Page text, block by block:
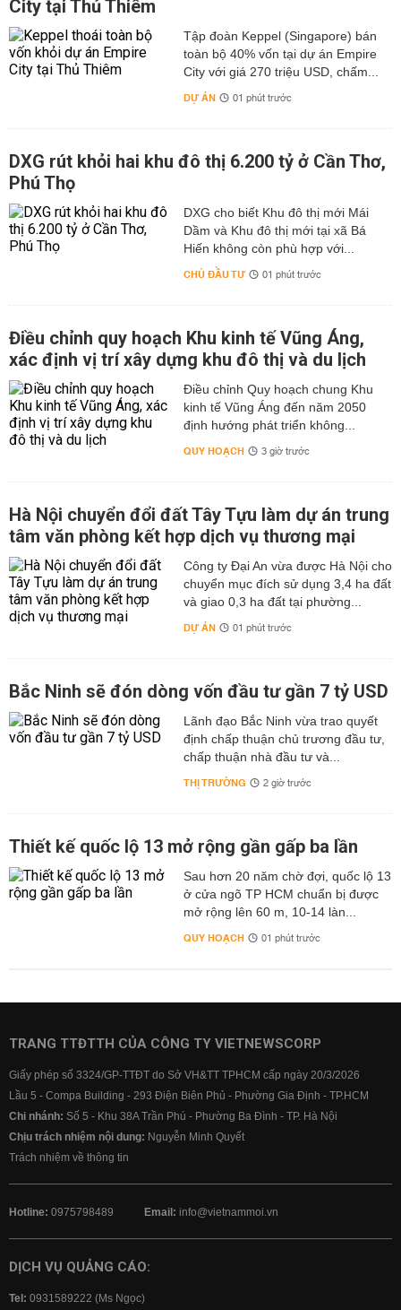
City tại Thủ Thiêm
Tập đoàn Keppel (Singapore) bán
toàn bộ 40% vốn tại dự án Empire
City với giá 270 triệu USD, chấm...
DỰ ÁN 01 phút trước
DXG rút khỏi hai khu đô thị 6.200 tỷ ở Cần Thơ,
Phú Thọ
DXG cho biết Khu đô thị mới Mái
Dầm và Khu đô thị mới tại xã Bá
Hiến không còn phù hợp với...
CHỦ ĐẦU TƯ 01 phút trước
Điều chỉnh quy hoạch Khu kinh tế Vũng Áng,
xác định vị trí xây dựng khu đô thị và du lịch
Điều chỉnh Quy hoạch chung Khu
kinh tế Vũng Áng đến năm 2050
định hướng phát triển không...
QUY HOẠCH 3 giờ trước
Hà Nội chuyển đổi đất Tây Tựu làm dự án trung
tâm văn phòng kết hợp dịch vụ thương mại
Công ty Đại An vừa được Hà Nội cho
chuyển mục đích sử dụng 3,4 ha đất
và giao 0,3 ha đất tại phường...
DỰ ÁN 01 phút trước
Bắc Ninh sẽ đón dòng vốn đầu tư gần 7 tỷ USD
Lãnh đạo Bắc Ninh vừa trao quyết
định chấp thuận chủ trương đầu tư,
chấp thuận nhà đầu tư và...
THỊ TRƯỜNG 2 giờ trước
Thiết kế quốc lộ 13 mở rộng gần gấp ba lần
Sau hơn 20 năm chờ đợi, quốc lộ 13
ở cửa ngõ TP HCM chuẩn bị được
mở rộng lên 60 m, 10-14 làn...
QUY HOẠCH 01 phút trước
TRANG TTĐTTH CỦA CÔNG TY VIETNEWSCORP
Giấy phép số 3324/GP-TTĐT do Sở VH&TT TPHCM cấp ngày 20/3/2026
Lầu 5 - Compa Building - 293 Điện Biên Phủ - Phường Gia Định - TP.HCM
Chi nhánh: Số 5 - Khu 38A Trần Phú - Phường Ba Đình - TP. Hà Nội
Chịu trách nhiệm nội dung: Nguyễn Minh Quyết
Trách nhiệm về thông tin
Hotline: 0975798489 Email: info@vietnammoi.vn
DỊCH VỤ QUẢNG CÁO:
Tel: 0931589222 (Ms Ngọc)